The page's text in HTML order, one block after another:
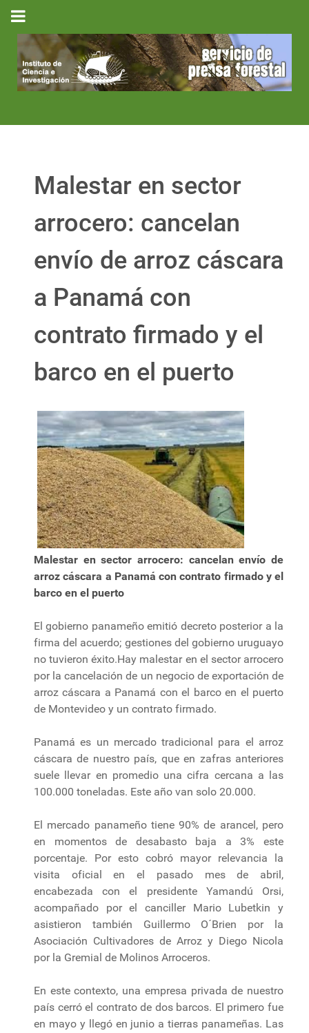
Malestar en sector
arrocero: cancelan
envío de arroz cáscara
a Panamá con
contrato firmado y el
barco en el puerto
Malestar en sector arrocero: cancelan envío de
arroz cáscara a Panamá con contrato firmado y el
barco en el puerto
El gobierno panameño emitió decreto posterior a la
firma del acuerdo; gestiones del gobierno uruguayo
no tuvieron éxito.Hay malestar en el sector arrocero
por la cancelación de un negocio de exportación de
arroz cáscara a Panamá con el barco en el puerto
de Montevideo y un contrato firmado.
Panamá es un mercado tradicional para el arroz
cáscara de nuestro país, que en zafras anteriores
suele llevar en promedio una cifra cercana a las
100.000 toneladas. Este año van solo 20.000.
El mercado panameño tiene 90% de arancel, pero
en momentos de desabasto baja a 3% este
porcentaje. Por esto cobró mayor relevancia la
visita oficial en el pasado mes de abril,
encabezada con el presidente Yamandú Orsi,
acompañado por el canciller Mario Lubetkin y
asistieron también Guillermo O´Brien por la
Asociación Cultivadores de Arroz y Diego Nicola
por la Gremial de Molinos Arroceros.
En este contexto, una empresa privada de nuestro
país cerró el contrato de dos barcos. El primero fue
en mayo y llegó en junio a tierras panameñas. Las